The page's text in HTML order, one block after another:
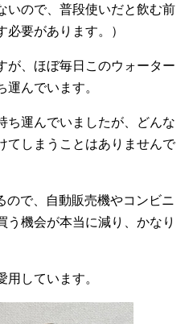
いので、普段使いだと飲む前
要があります。）
が、ほぼ毎日このウォーター
んでいます。
ち運んでいましたが、どんな
てしまうことはありませんで
で、自動販売機やコンビニ
う機会が本当に減り、かなり
しています。